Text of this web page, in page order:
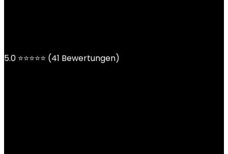
5.0 ⭐⭐⭐⭐⭐ (41 Bewertungen)